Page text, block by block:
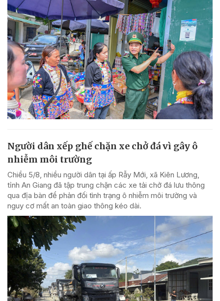
Người dân xếp ghế chặn xe chở đá vì gây ô
nhiễm môi trường
Chiều 5/8, nhiều người dân tại ấp Rẫy Mới, xã Kiên Lương,
tỉnh An Giang đã tập trung chặn các xe tải chở đá lưu thông
qua địa bàn để phản đối tình trạng ô nhiễm môi trường và
nguy cơ mất an toàn giao thông kéo dài.